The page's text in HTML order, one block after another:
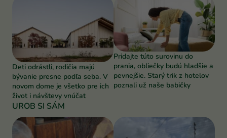
Deti odrástli, rodičia majú
bývanie presne podľa seba. V
novom dome je všetko pre ich
život i návštevy vnúčat
Pridajte túto surovinu do
prania, obliečky budú hladšie a
pevnejšie. Starý trik z hotelov
poznali už naše babičky
UROB SI SÁM